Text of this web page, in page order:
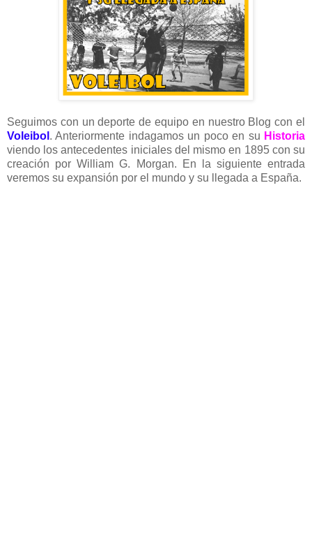
Seguimos con un deporte de equipo en nuestro Blog con el
Voleibol . Anteriormente indagamos un poco en su Historia
viendo los antecedentes iniciales del mismo en 1895 con su
creación por William G. Morgan. En la siguiente entrada
veremos su expansión por el mundo y su llegada a España.